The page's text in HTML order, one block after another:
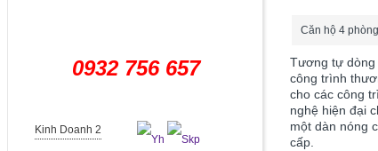
0932 756 657
Kinh Doanh 2
Căn hộ 4
Tương tự dòng
công trình
cho các công
nghệ hiện đại
một dàn nóng
cấp.